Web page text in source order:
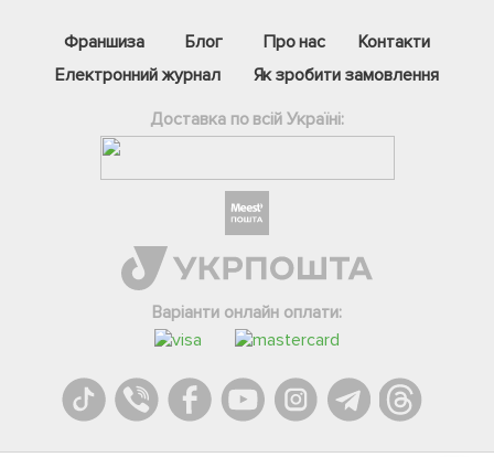
Франшиза Блог Про нас
Контакти
Електронний журнал
Як зробити замовлення
Доставка по всій Україні:
Варіанти онлайн оплати:
Телеграм
Вайбер
Онлайн чат